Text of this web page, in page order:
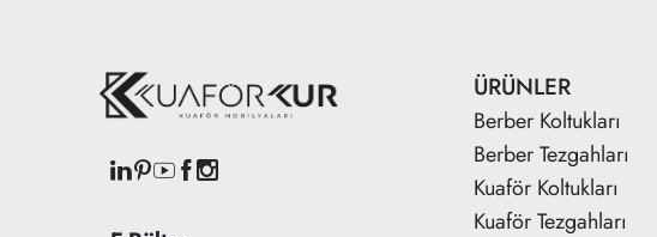
ÜRÜNLER
Berber Koltukları
Berber Tezgahları
Kuaför Koltukları
Kuaför Tezgahları